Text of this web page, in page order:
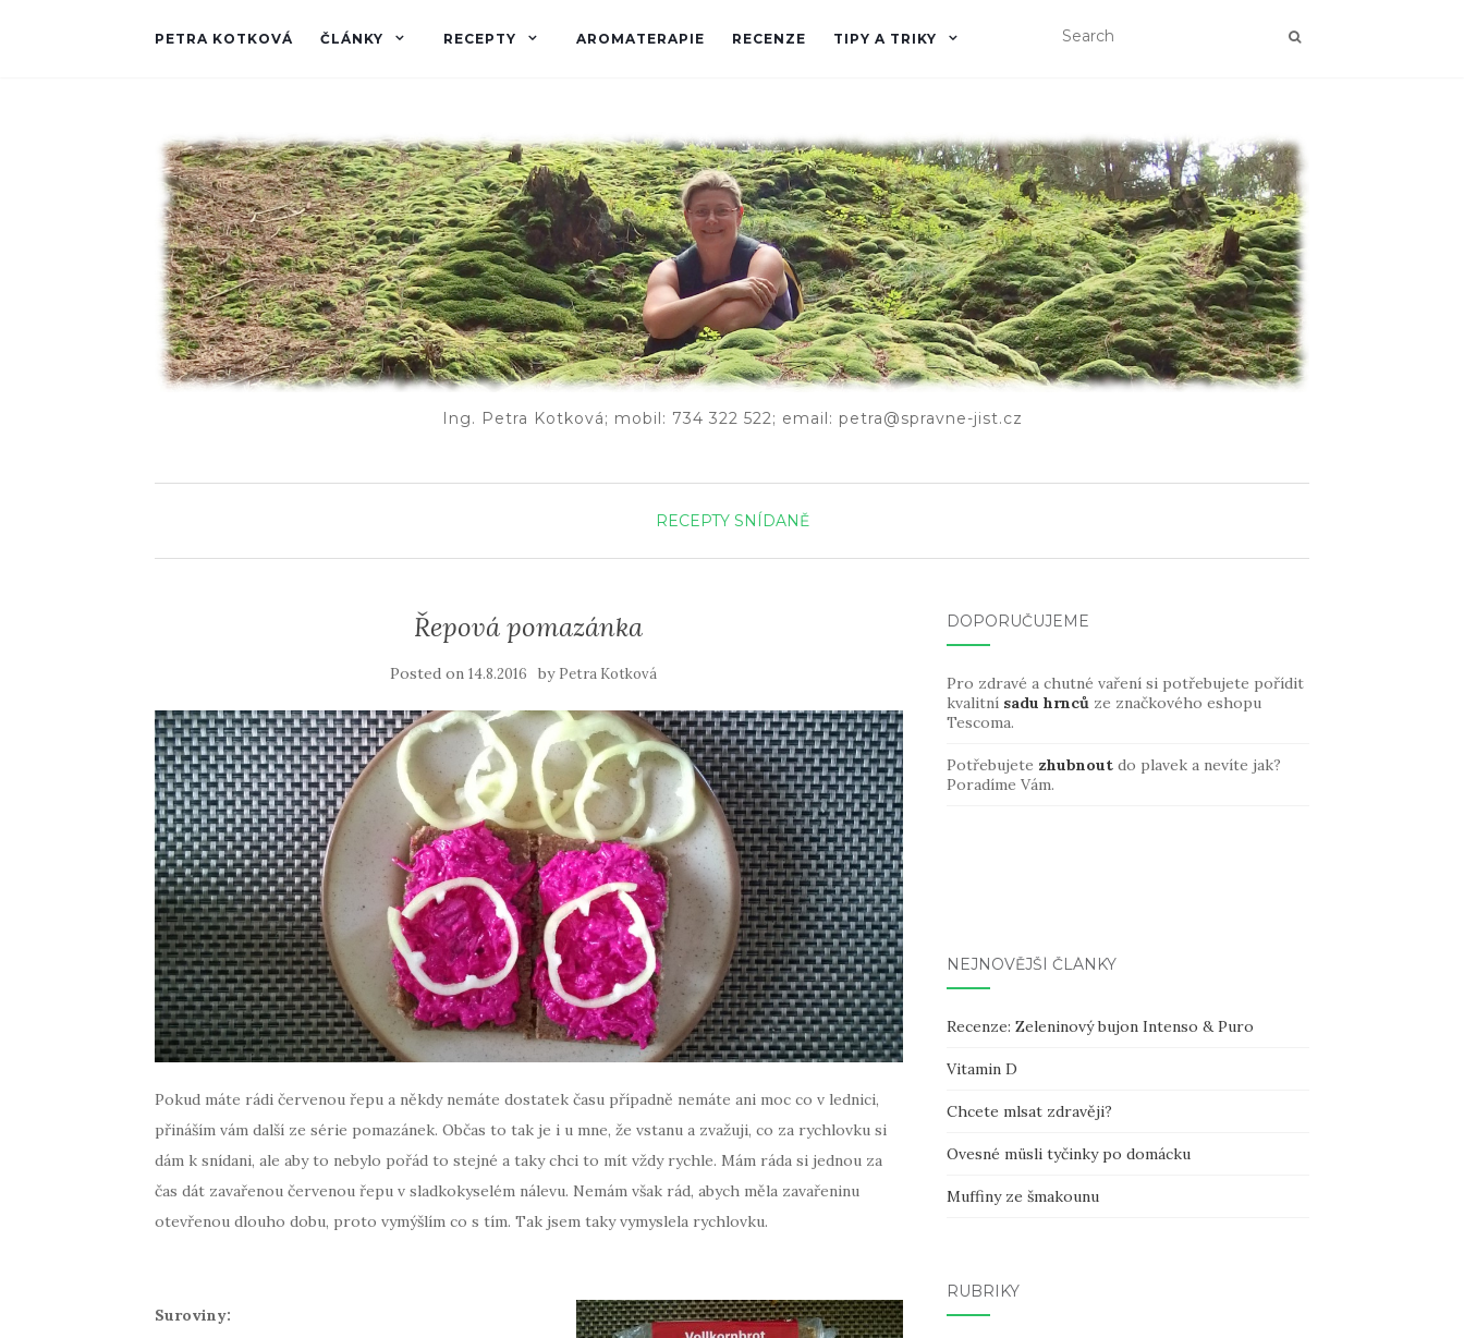
PETRA KOTKOVÁ ČLÁNKY RECEPTY AROMATERAPIE RECENZE TIPY A TRIKY
Ing. Petra Kotková; mobil: 734 322 522; email: petra@spravne-jist.cz
RECEPTY SNÍDANĚ
Řepová pomazánka
Posted on 14.8.2016 by Petra Kotková
Pokud máte rádi červenou řepu a někdy nemáte dostatek času případně nemáte ani moc co v lednici,
přináším vám další ze série pomazánek. Občas to tak je i u mne, že vstanu a zvažuji, co za rychlovku si
dám k snídani, ale aby to nebylo pořád to stejné a taky chci to mít vždy rychle. Mám ráda si jednou za
čas dát zavařenou červenou řepu v sladkokyselém nálevu. Nemám však rád, abych měla zavařeninu
otevřenou dlouho dobu, proto vymýšlím co s tím. Tak jsem taky vymyslela rychlovku.
Suroviny:
DOPORUČUJEME
Pro zdravé a chutné vaření si potřebujete pořídit
kvalitní sadu hrncůze značkového eshopu
Tescoma.
Potřebujete zhubnoutdo plavek a nevíte jak?
Poradíme Vám.
NEJNOVĚJŠÍ ČLÁNKY
Recenze: Zeleninový bujon Intenso & Puro
Vitamin D
Chcete mlsat zdravěji?
Ovesné müsli tyčinky po domácku
Muffiny ze šmakounu
RUBRIKY